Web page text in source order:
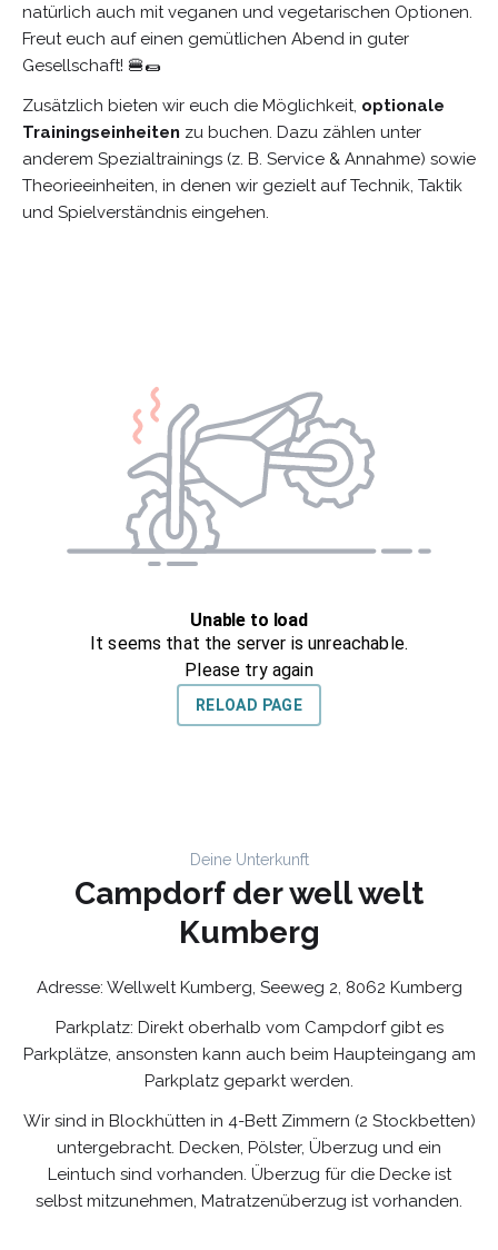
natürlich auch mit veganen und vegetarischen Optionen.
Freut euch auf einen gemütlichen Abend in guter
Gesellschaft! 🍔🌯
Zusätzlich bieten wir euch die Möglichkeit, optionale
Trainingseinheiten zu buchen. Dazu zählen unter
anderem Spezialtrainings (z. B. Service & Annahme) sowie
Theorieeinheiten, in denen wir gezielt auf Technik, Taktik
und Spielverständnis eingehen.
Deine Unterkunft
Campdorf der well welt
Kumberg
Adresse: Wellwelt Kumberg, Seeweg 2, 8062 Kumberg
Parkplatz: Direkt oberhalb vom Campdorf gibt es
Parkplätze, ansonsten kann auch beim Haupteingang am
Parkplatz geparkt werden.
Wir sind in Blockhütten in 4-Bett Zimmern (2 Stockbetten)
untergebracht. Decken, Pölster, Überzug und ein
Leintuch sind vorhanden. Überzug für die Decke ist
selbst mitzunehmen, Matratzenüberzug ist vorhanden.